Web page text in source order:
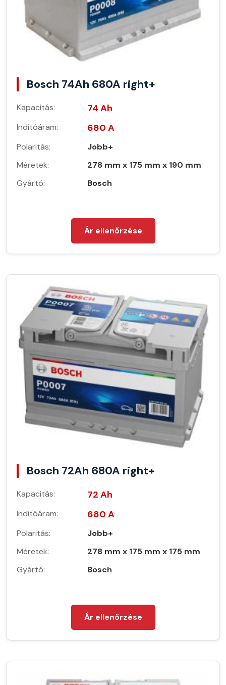
Bosch 74Ah 680A right+
Kapacitás: 74 Ah
Indítóáram: 680 A
Polaritás:
Jobb+
Méretek:
278 mm x 175 mm x 190 mm
Gyártó:
Bosch
Ár ellenőrzése
Bosch 72Ah 680A right+
Kapacitás: 72 Ah
Indítóáram: 680 A
Polaritás:
Jobb+
Méretek:
278 mm x 175 mm x 175 mm
Gyártó:
Bosch
Ár ellenőrzése